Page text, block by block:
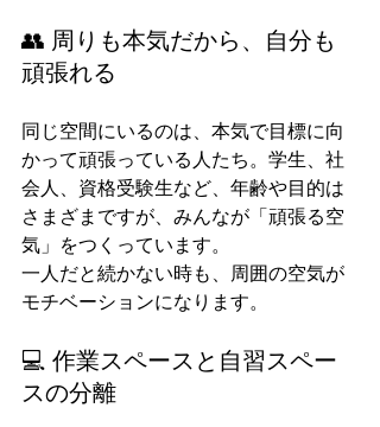
👥 周りも本気だから、自分も
頑張れる
同じ空間にいるのは、本気で目標に向
かって頑張っている人たち。学生、社
会人、資格受験生など、年齢や目的は
さまざまですが、みんなが「頑張る空
気」をつくっています。
一人だと続かない時も、周囲の空気が
モチベーションになります。
💻 作業スペースと自習スペー
スの分離